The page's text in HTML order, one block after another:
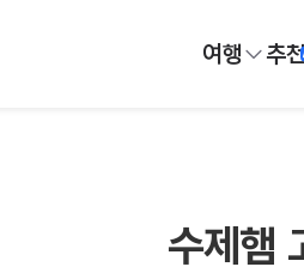
여행 추
수제햄